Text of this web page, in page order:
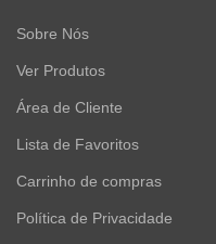
Sobre Nós
Ver Produtos
Área de Cliente
Lista de Favoritos
Carrinho de compras
Política de Privacidade